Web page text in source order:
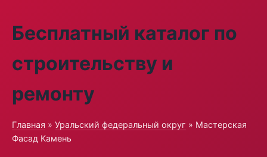
Бесплатный каталог по
строительству и
ремонту
Главная » Уральский федеральный округ » Мастерская
Фасад Камень